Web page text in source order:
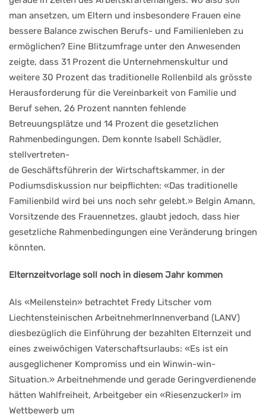
man ansetzen, um Eltern und insbesondere Frauen eine
bessere Balance zwischen Berufs- und Familienleben zu
ermöglichen? Eine Blitzumfrage unter den Anwesenden
zeigte, dass 31 Prozent die Unternehmenskultur und
weitere 30 Prozent das traditionelle Rollenbild als grösste
Herausforderung für die Vereinbarkeit von Familie und
Beruf sehen, 26 Prozent nannten fehlende
Betreuungsplätze und 14 Prozent die gesetzlichen
Rahmenbedingungen. Dem konnte Isabell Schädler,
stellvertreten-
de Geschäftsführerin der Wirtschaftskammer, in der
Podiumsdiskussion nur beipflichten: «Das traditionelle
Familienbild wird bei uns noch sehr gelebt.» Belgin Amann,
Vorsitzende des Frauennetzes, glaubt jedoch, dass hier
gesetzliche Rahmenbedingungen eine Veränderung bringen
könnten.
Elternzeitvorlage soll noch in diesem Jahr kommen
Als «Meilenstein» betrachtet Fredy Litscher vom
Liechtensteinischen ArbeitnehmerInnenverband (LANV)
diesbezüglich die Einführung der bezahlten Elternzeit und
eines zweiwöchigen Vaterschaftsurlaubs: «Es ist ein
ausgeglichener Kompromiss und ein Winwin-win-
Situation.» Arbeitnehmende und gerade Geringverdienende
hätten Wahlfreiheit, Arbeitgeber ein «Riesenzuckerl» im
Wettbewerb um